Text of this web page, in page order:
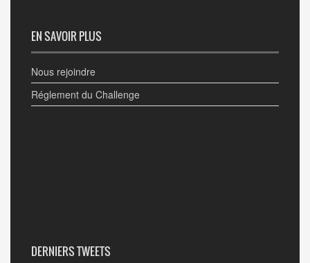
EN SAVOIR PLUS
Nous rejoindre
Réglement du Challenge
DERNIERS TWEETS